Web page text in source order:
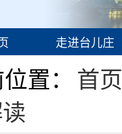
走进台儿庄
置： 首页